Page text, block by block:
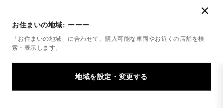
お住まいの地域: ーーー
「お住まいの地域」に合わせて、購入可能な車両やお近くの店舗を検
索・表示します。
なし
定期点検整備付 保証 ロングラン保証付
各種お問い合わせ